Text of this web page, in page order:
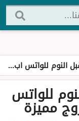
اب قصيرة.. رسائل حب للزوج مميزة
للواتس
مميزة